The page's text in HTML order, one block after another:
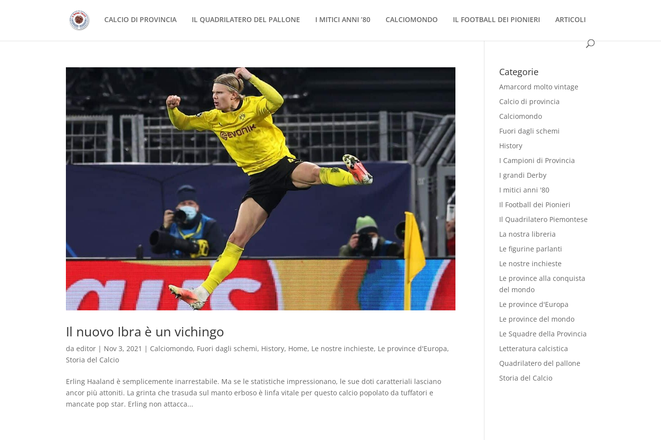
CALCIO DI PROVINCIA IL QUADRILATERO DEL PALLONE I MITICI ANNI ’80 CALCIOMONDO IL FOOTBALL DEI PIONIERI ARTICOLI
Il nuovo Ibra è un vichingo
daeditor | Nov 3, 2021 | Calciomondo, Fuori dagli schemi, History, Home, Le nostre inchieste, Le province d'Europa,
Storia del Calcio
Erling Haaland è semplicemente inarrestabile. Ma se le statistiche impressionano, le sue doti caratteriali lasciano
ancor più attoniti. La grinta che trasuda sul manto erboso è linfa vitale per questo calcio popolato da tuffatori e
mancate pop star. Erling non attacca...
Categorie
Amarcord molto vintage
Calcio di provincia
Calciomondo
Fuori dagli schemi
History
I Campioni di Provincia
I grandi Derby
I mitici anni '80
Il Football dei Pionieri
Il Quadrilatero Piemontese
La nostra libreria
Le figurine parlanti
Le nostre inchieste
Le province alla conquista
del mondo
Le province d'Europa
Le province del mondo
Le Squadre della Provincia
Letteratura calcistica
Quadrilatero del pallone
Storia del Calcio